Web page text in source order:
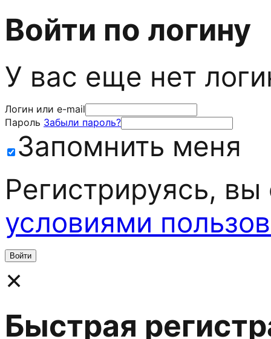
Войти по логину
У вас еще нет
Логин или e-mail
Пароль Забыли пароль?
Запомнить меня
Регистрируясь,
условиями
×
Быстрая